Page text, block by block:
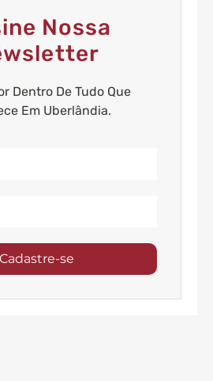
Nossa
Dentro De Tudo Que
Em Uberlândia.
Cadastre-se